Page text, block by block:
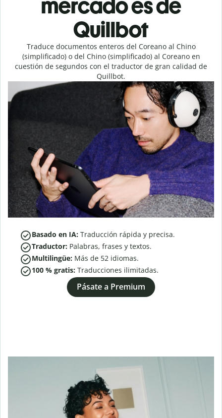
mercado es de
Quillbot
Traduce documentos enteros del Coreano al Chino
(simplificado) o del Chino (simplificado) al Coreano en
cuestión de segundos con el traductor de gran calidad de
Quillbot.
Basado en IA: Traducción rápida y precisa.
Traductor: Palabras, frases y textos.
Multilingüe: Más de 52 idiomas.
100 % gratis: Traducciones ilimitadas.
Pásate a Premium